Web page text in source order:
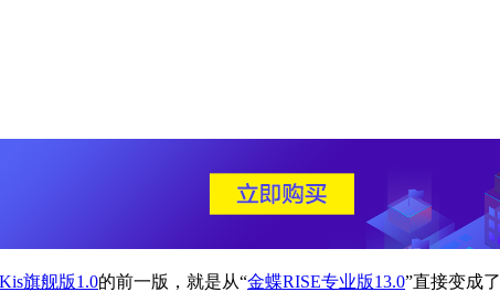
旗舰版1.0的前一版，就是从“金蝶RISE专业版13.0”直接变成了